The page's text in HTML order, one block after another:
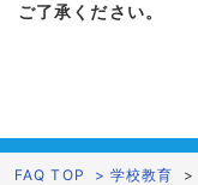
ご了承ください。
FAQ TOP > 学校教育 >